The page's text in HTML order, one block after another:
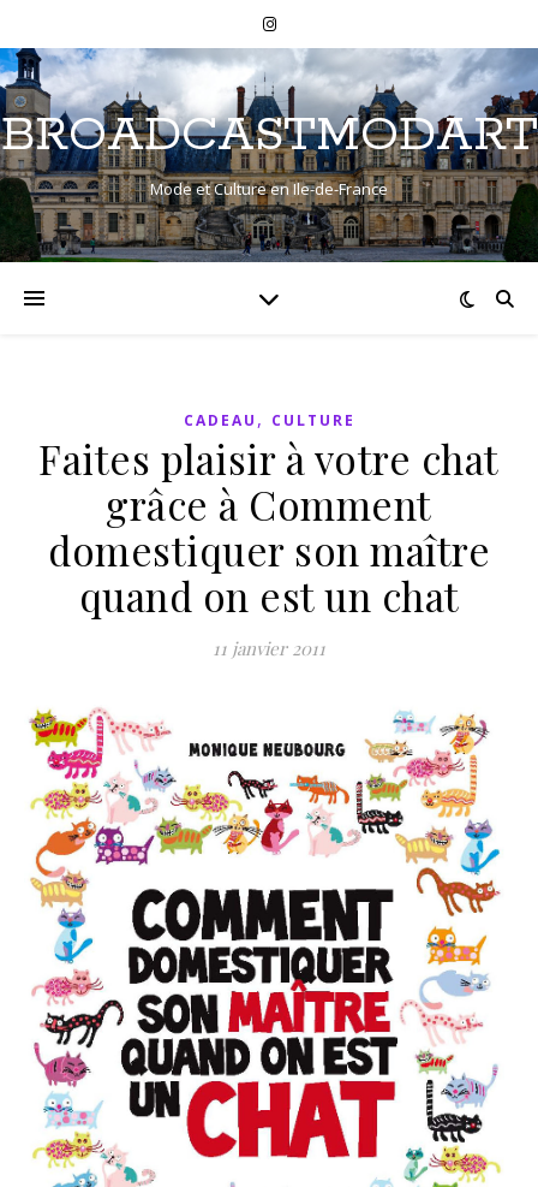
BROADCASTMODART
Mode et Culture en Ile-de-France
CADEAU , CULTURE
Faites plaisir à votre chat
grâce à Comment
domestiquer son maître
quand on est un chat
11 janvier 2011